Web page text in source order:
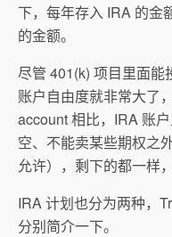
下，每年存入 IRA 的金
的金额。
尽管 401(k) 项目里面
账户自由度就非常大了
account 相比，IRA 账
空、不能卖某些期权之
允许），剩下的都一样
IRA 计划也分为两种，
分别简介一下。